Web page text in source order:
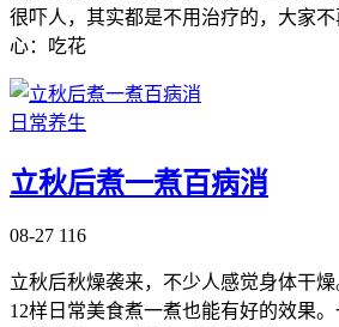
很吓人，其实都是不用治疗的，大家
心：吃花
日常养生
立秋后煮一煮百病消
08-27 116
立秋后秋燥袭来，不少人感觉身体干燥
12样日常美食煮一煮也能有好的效果